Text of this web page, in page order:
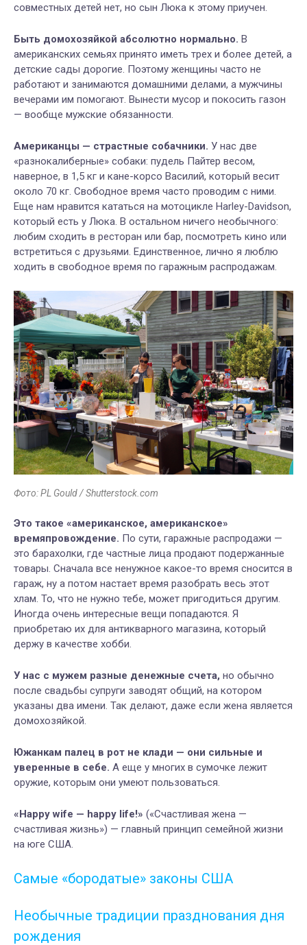
совместных детей нет, но сын Люка к этому приучен.
Быть домохозяйкой абсолютно нормально. В
американских семьях принято иметь трех и более детей, а
детские сады дорогие. Поэтому женщины часто не
работают и занимаются домашними делами, а мужчины
вечерами им помогают. Вынести мусор и покосить газон
— вообще мужские обязанности.
Американцы — страстные собачники. У нас две
«разнокалиберные» собаки: пудель Пайтер весом,
наверное, в 1,5 кг и кане-корсо Василий, который весит
около 70 кг. Свободное время часто проводим с ними.
Еще нам нравится кататься на мотоцикле Harley-Davidson,
который есть у Люка. В остальном ничего необычного:
любим сходить в ресторан или бар, посмотреть кино или
встретиться с друзьями. Единственное, лично я люблю
ходить в свободное время по гаражным распродажам.
Фото: PL Gould / Shutterstock.com
Это такое «американское, американское»
времяпровождение. По сути, гаражные распродажи —
это барахолки, где частные лица продают подержанные
товары. Сначала все ненужное какое-то время сносится в
гараж, ну а потом настает время разобрать весь этот
хлам. То, что не нужно тебе, может пригодиться другим.
Иногда очень интересные вещи попадаются. Я
приобретаю их для антикварного магазина, который
держу в качестве хобби.
У нас с мужем разные денежные счета, но обычно
после свадьбы супруги заводят общий, на котором
указаны два имени. Так делают, даже если жена является
домохозяйкой.
Южанкам палец в рот не клади — они сильные и
уверенные в себе. А еще у многих в сумочке лежит
оружие, которым они умеют пользоваться.
«Happy wife — happy life!» («Счастливая жена —
счастливая жизнь») — главный принцип семейной жизни
на юге США.
Самые «бородатые» законы США
Необычные традиции празднования дня
рождения